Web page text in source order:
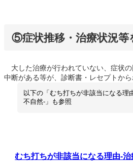
⑤症状推移・治療状況等
大した治療が行われていない、症状
中断がある等が、診断書・レセプトから
以下の「むち打ちが非該当になる理
不自然-」も参照
むち打ちが非該当になる理由-